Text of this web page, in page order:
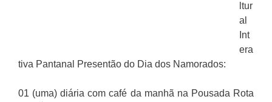
ltur
al
Int
era
tiva Pantanal Presentão do Dia dos Namorados:
01 (uma) diária com café da manhã na Pousada Rota